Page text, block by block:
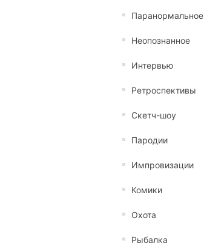
Паранормальное
Неопознанное
Интервью
Ретроспективы
Скетч-шоу
Пародии
Импровизации
Комики
Охота
Рыбалка